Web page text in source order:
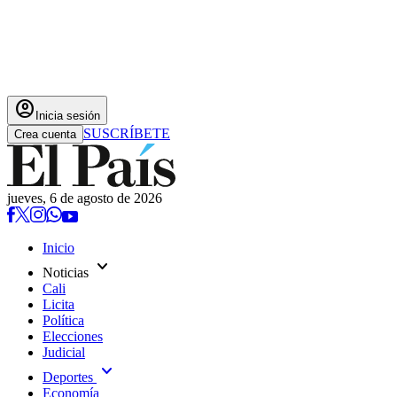
account_circle Inicia sesión
Crea cuenta SUSCRÍBETE
jueves, 6 de agosto de 2026
Inicio
Noticias expand_more
Cali
Licita
Política
Elecciones
Judicial
Deportes expand_more
Economía